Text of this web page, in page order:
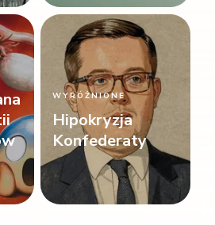
WYRÓŻNIONE
Hipokryzja
Konfederaty